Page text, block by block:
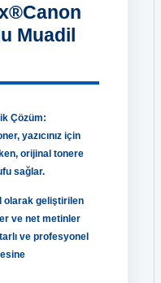
Muadil
Çözüm:
yazıcınız için
orijinal tonere
sağlar.
olarak geliştirilen
ve net metinler
ve profesyonel